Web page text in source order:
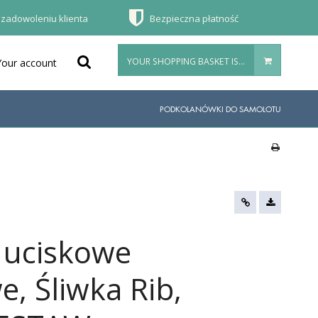
klienta Bezpieczna płatność
YOUR SHOPPING BASKET IS EMPTY
account
PODKOLANÓWKI DO SAMOLOTU
Śliwka Rib,